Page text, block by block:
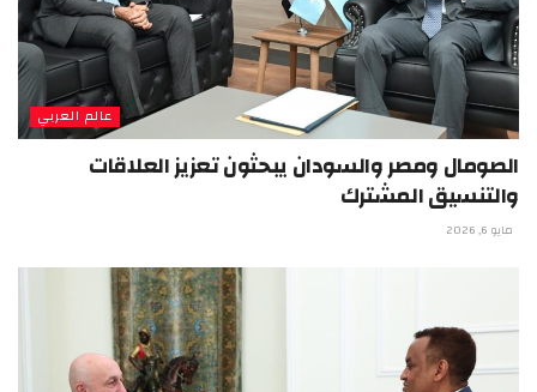
عالم العربي
الصومال ومصر والسودان يبحثون تعزيز العلاقات
والتنسيق المشترك
مايو 6, 2026